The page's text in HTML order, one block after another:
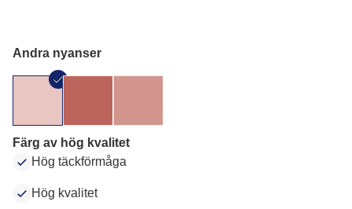
Andra nyanser
Färg av hög kvalitet
Hög täckförmåga
Hög kvalitet